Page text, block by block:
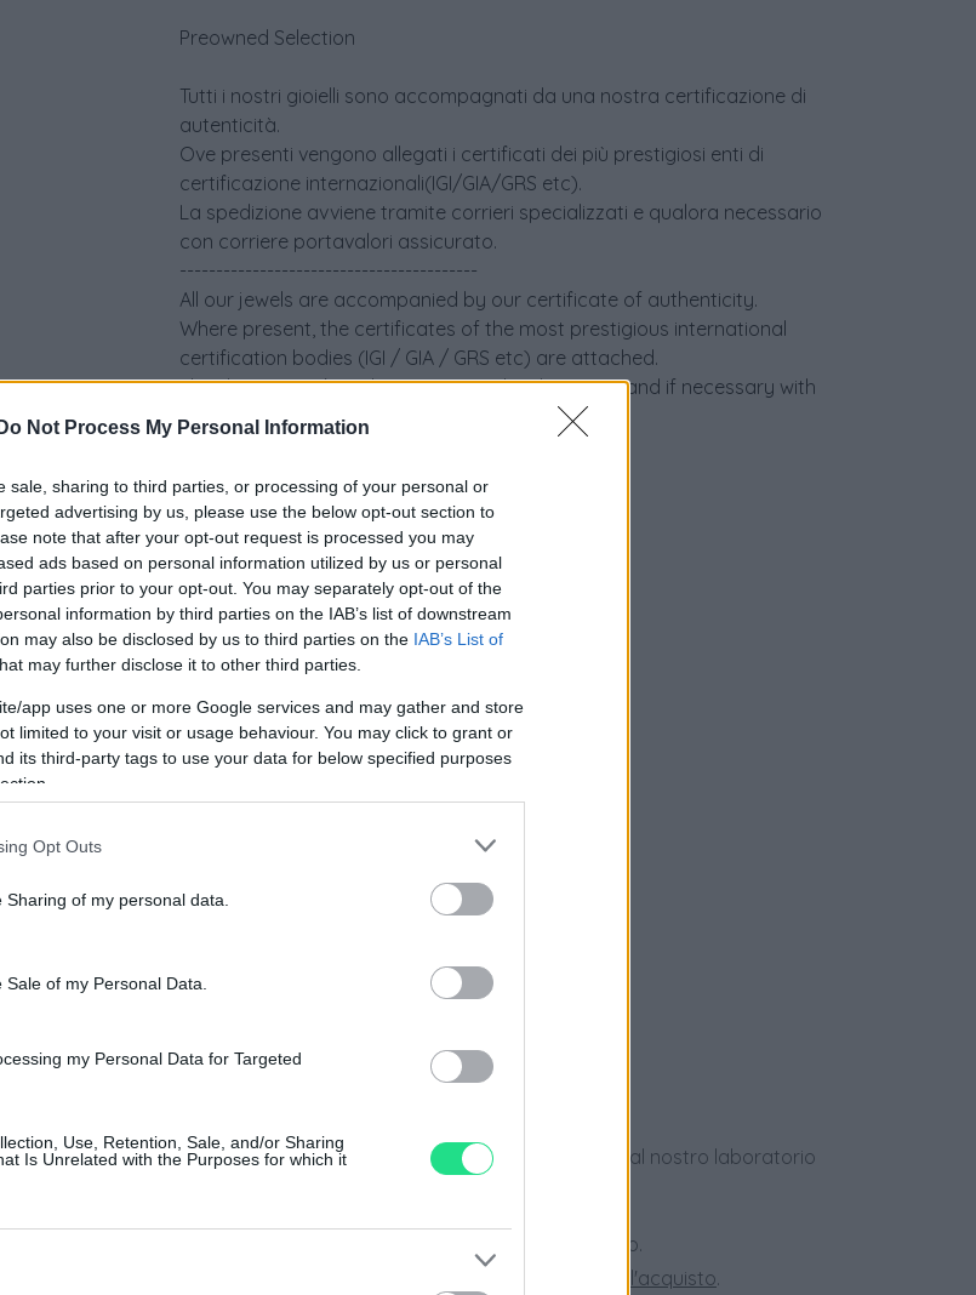
Do Not Process My Personal Information
sale, sharing to third parties, or processing of your personal or
advertising by us, please use the below opt-out section to
note that after your opt-out request is processed you may
ads based on personal information utilized by us or personal
parties prior to your opt-out. You may separately opt-out of the
information by third parties on the IAB’s list of downstream
may also be disclosed by us to third parties on the IAB’s List of
may further disclose it to other third parties.
app uses one or more Google services and may gather and store
limited to your visit or usage behaviour. You may click to grant or
its third-party tags to use your data for below specified purposes
Opt Outs
of my personal data.
of my Personal Data.
my Personal Data for Targeted
Use, Retention, Sale, and/or Sharing
Is Unrelated with the Purposes for which it
Preowned Selection
Tutti i nostri gioielli sono accompagnati da una nostra certificazione di
autenticità.
Ove presenti vengono allegati i certificati dei più prestigiosi enti di
certificazione internazionali(IGI/GIA/GRS etc).
La spedizione avviene tramite corrieri specializzati e qualora necessario
con corriere portavalori assicurato.
-----------------------------------------
All our jewels are accompanied by our certificate of authenticity.
Where present, the certificates of the most prestigious international
certification bodies (IGI / GIA / GRS etc) are attached.
The shipment takes place via specialized couriers and if necessary with
an insured security courier
Visualizza proposte di finanziamento
Google
Garanzia di due anni
sui prodotti usati, verificati dal nostro laboratorio
per ordini superiori a 150 euro.
Guida all'acquisto.